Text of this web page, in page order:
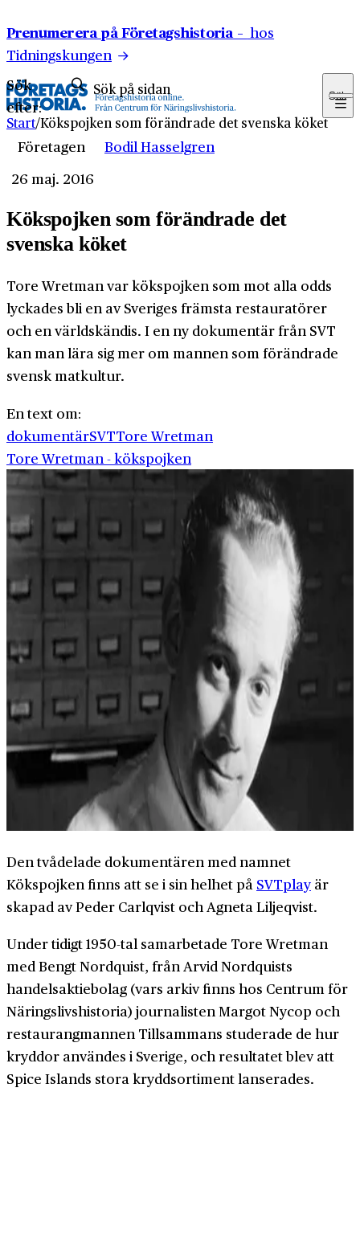
Prenumerera på Företagshistoria – hos
Tidningskungen
Sök
efter:
Sök
Start/Kökspojken som förändrade det svenska köket
Företagen
Bodil Hasselgren
26 maj. 2016
Kökspojken som förändrade det
svenska köket
Tore Wretman var kökspojken som mot alla odds
lyckades bli en av Sveriges främsta restauratörer
och en världskändis. I en ny dokumentär från SVT
kan man lära sig mer om mannen som förändrade
svensk matkultur.
En text om:
dokumentärSVTTore Wretman
Tore Wretman - kökspojken
Den tvådelade dokumentären med namnet
Kökspojken finns att se i sin helhet på SVTplay är
skapad av Peder Carlqvist och Agneta Liljeqvist.
Under tidigt 1950-tal samarbetade Tore Wretman
med Bengt Nordquist, från Arvid Nordquists
handelsaktiebolag (vars arkiv finns hos Centrum för
Näringslivshistoria) journalisten Margot Nycop och
restaurangmannen Tillsammans studerade de hur
kryddor användes i Sverige, och resultatet blev att
Spice Islands stora kryddsortiment lanserades.